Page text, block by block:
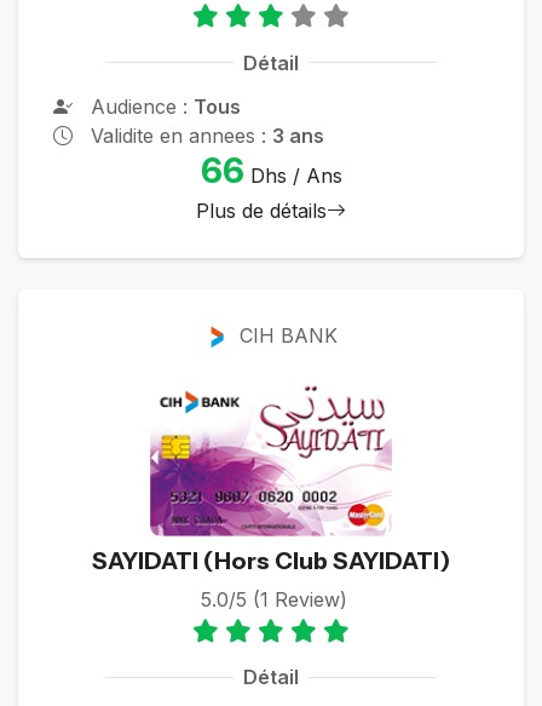
Détail
Audience : Tous
Validite en annees : 3 ans
66 Dhs / Ans
Plus de détails
CIH BANK
SAYIDATI (Hors Club SAYIDATI)
5.0/5 (1 Review)
Détail